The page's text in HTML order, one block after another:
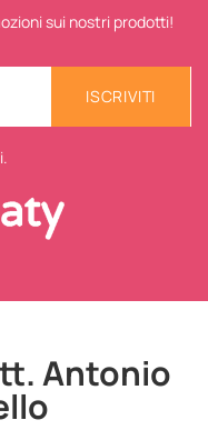
sui nostri prodotti!
ISCRIVITI
Antonio